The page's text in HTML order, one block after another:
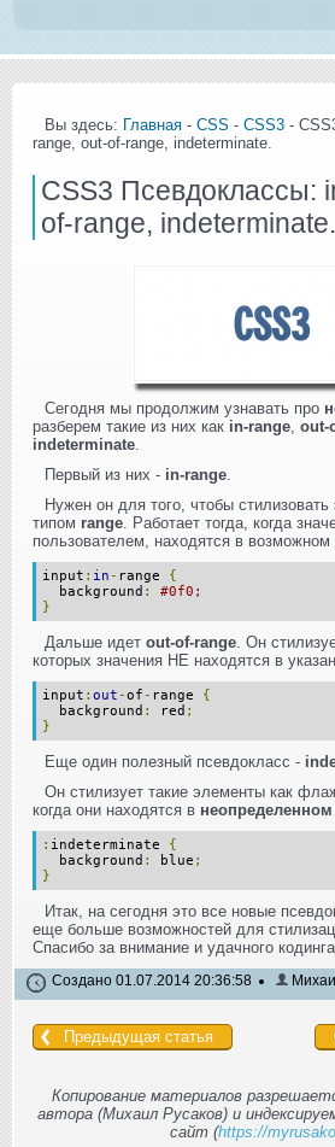
Вы здесь: Главная - CSS - CSS3 -
range, out-of-range, indeterminate.
CSS3 Псевдоклассы:
of-range, indeterminate.
Сегодня мы продолжим узнавать про
разберем такие из них как in-range out-
indeterminate
Первый из них - in-range
Нужен он для того, чтобы
типом range . Работает тогда, когда
пользователем, находятся в возможном
input : in - range {
background :
#0f0;
}
Дальше идет out-of-range . Он
которых значения НЕ находятся в
input : out -of - range {
background : red ;
}
Еще один полезный псевдокласс -
Он стилизует такие элементы как
когда они находятся в неопределенном
: indeterminate {
background : blue ;
}
Итак, на сегодня это все новые
еще больше возможностей для
Спасибо за внимание и удачного
Создано 01.07.2014 20:36:58
Предыдущая статья
Копирование материалов
автора (Михаил Русаков) и
сайт (https://